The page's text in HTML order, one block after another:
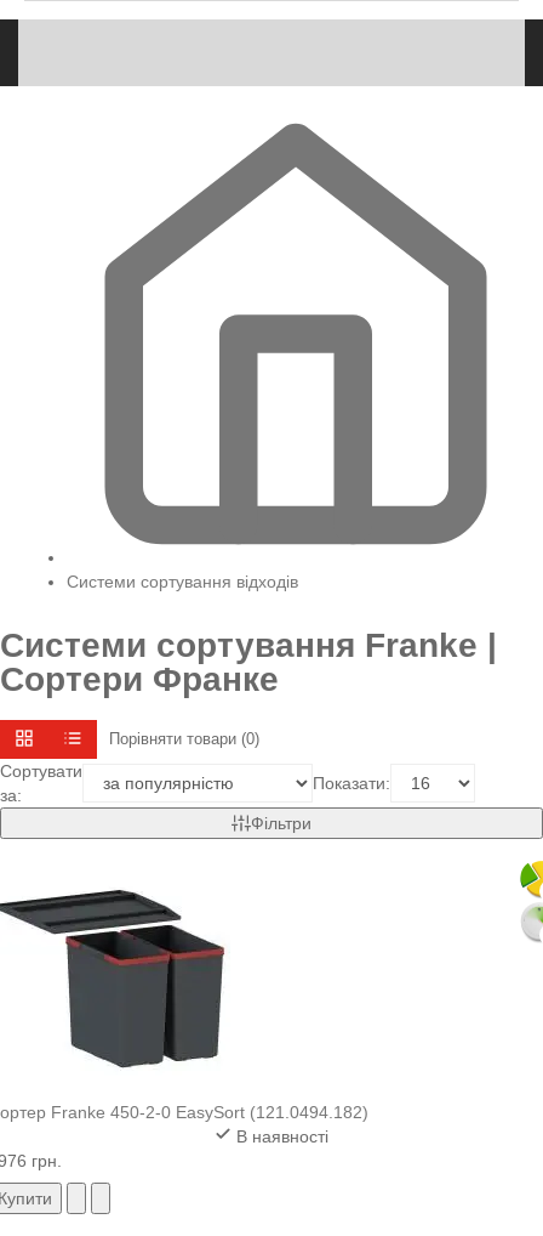
Системи сортування відходів
Системи сортування Franke |
Сортери Франке
Порівняти товари (0)
Сортувати
за:
Показати:
Фільтри
Franke 450-2-0 EasySort (121.0494.182)
В наявності
грн.